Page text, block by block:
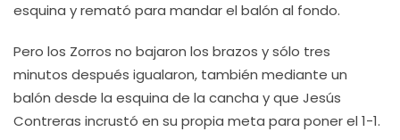
esquina y remató para mandar el balón al fondo.
Pero los Zorros no bajaron los brazos y sólo tres
minutos después igualaron, también mediante un
balón desde la esquina de la cancha y que Jesús
Contreras incrustó en su propia meta para poner el 1-1.